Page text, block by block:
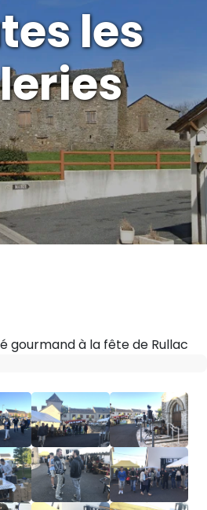
les
gourmand à la fête de Rullac